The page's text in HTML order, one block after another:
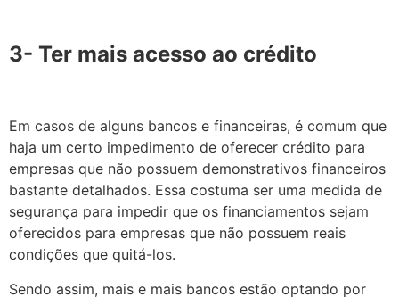
3- Ter mais acesso ao crédito
Em casos de alguns bancos e financeiras, é comum que
haja um certo impedimento de oferecer crédito para
empresas que não possuem demonstrativos financeiros
bastante detalhados. Essa costuma ser uma medida de
segurança para impedir que os financiamentos sejam
oferecidos para empresas que não possuem reais
condições que quitá-los.
Sendo assim, mais e mais bancos estão optando por